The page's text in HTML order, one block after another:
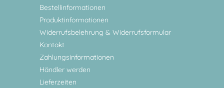
Bestellinformationen
Produktinformationen
Widerrufsbelehrung & Widerrufsformular
Kontakt
Zahlungsinformationen
Händler werden
Lieferzeiten